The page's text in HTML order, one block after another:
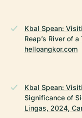
Kbal Spean:
Reap’s River of
helloangkor.com
Kbal Spean:
Significance of
Lingas, 2024,